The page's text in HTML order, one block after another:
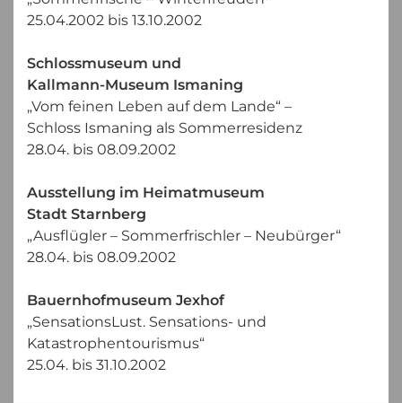
25.04.2002 bis 13.10.2002
Schlossmuseum und
Kallmann-Museum Ismaning
„Vom feinen Leben auf dem Lande“ –
Schloss Ismaning als Sommerresidenz
28.04. bis 08.09.2002
Ausstellung im Heimatmuseum
Stadt Starnberg
„Ausflügler – Sommerfrischler – Neubürger“
28.04. bis 08.09.2002
Bauernhofmuseum Jexhof
„SensationsLust. Sensations- und
Katastrophentourismus“
25.04. bis 31.10.2002